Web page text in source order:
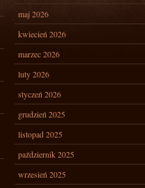
maj 2026
kwiecień 2026
marzec 2026
luty 2026
styczeń 2026
grudzień 2025
listopad 2025
październik 2025
wrzesień 2025